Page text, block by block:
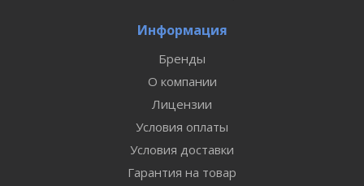
Информация
Бренды
О компании
Лицензии
Условия оплаты
Условия доставки
Гарантия на товар